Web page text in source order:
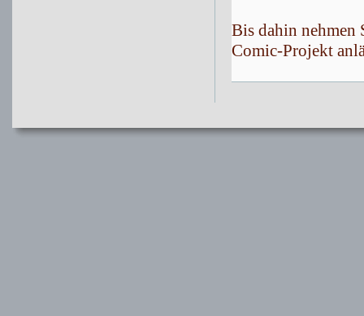
Bis dahin nehmen
Comic-Projekt